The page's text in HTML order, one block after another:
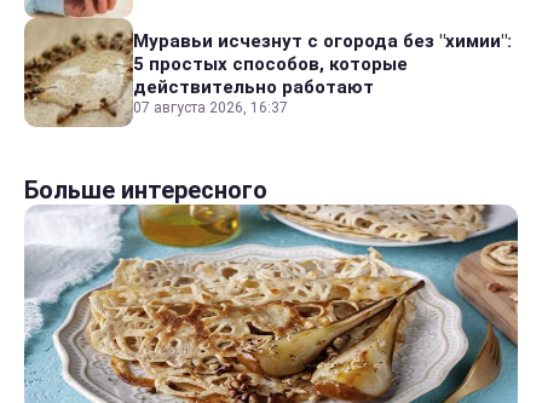
Муравьи исчезнут с огорода без "химии":
5 простых способов, которые
действительно работают
07 августа 2026, 16:37
Больше интересного